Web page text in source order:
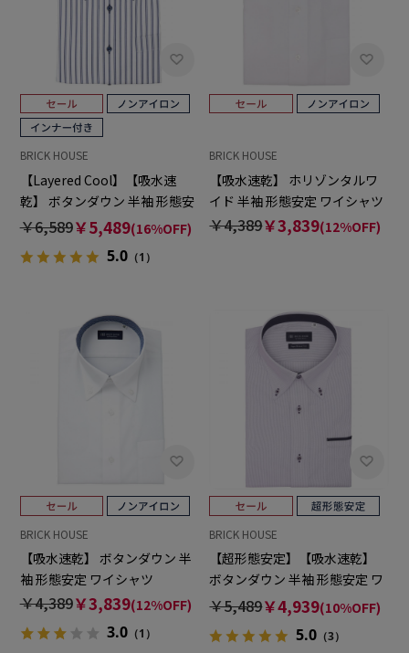
BRICK HOUSE
【Layered Cool】【吸水速
乾】 ボタンダウン 半袖 形態安
定 ワイシャツ
￥6,589￥5,489(16%OFF)
5.0（1）
BRICK HOUSE
【吸水速乾】 ホリゾンタルワ
イド 半袖 形態安定 ワイシャツ
￥4,389￥3,839(12%OFF)
BRICK HOUSE
【吸水速乾】 ボタンダウン 半
袖 形態安定 ワイシャツ
￥4,389￥3,839(12%OFF)
3.0（1）
BRICK HOUSE
【超形態安定】【吸水速乾】
ボタンダウン 半袖 形態安定 ワ
イシャツ
￥5,489￥4,939(10%OFF)
5.0 （3）